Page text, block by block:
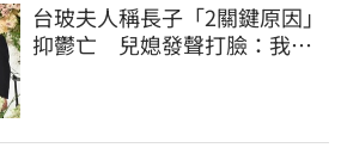
台玻夫人稱長子「2關鍵原因」
抑鬱亡 兒媳發聲打臉：我從